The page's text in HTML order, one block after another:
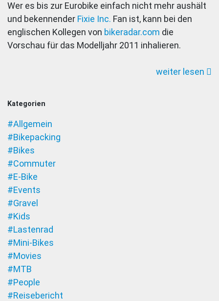
Kategorien
#Allgemein
#Bikepacking
#Bikes
#Commuter
#E-Bike
#Events
#Gravel
#Kids
#Lastenrad
#Mini-Bikes
#Movies
#MTB
#People
#Reisebericht
notiert:
Fixie
Wer es bis zur Eurobike einfach nicht mehr aushält
und bekennender Fixie Inc. Fan ist, kann bei den
englischen Kollegen von bikeradar.com die
Vorschau für das Modelljahr 2011 inhalieren.
weiter lesen